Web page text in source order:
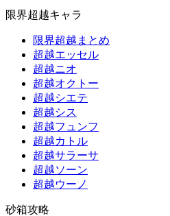
限界超越キャラ
限界超越まとめ
超越エッセル
超越ニオ
超越オクトー
超越シエテ
超越シス
超越フュンフ
超越カトル
超越サラーサ
超越ソーン
超越ウーノ
砂箱攻略